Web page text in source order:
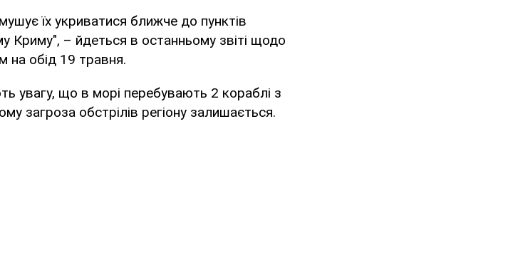
їх укриватися ближче до пунктів
Криму", – йдеться в останньому звіті щодо
на обід 19 травня.
увагу, що в морі перебувають 2 кораблі з
загроза обстрілів регіону залишається.